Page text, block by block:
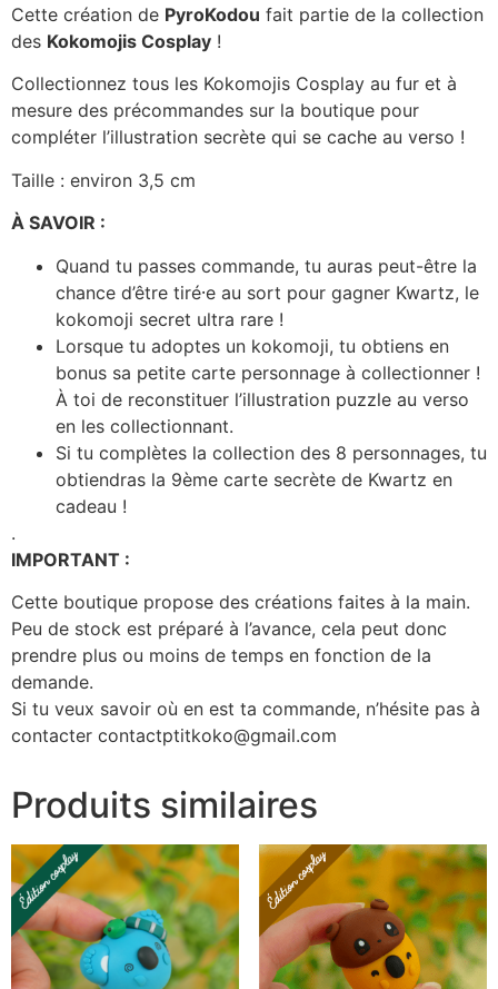
Cette création de PyroKodou fait partie de la collection
des Kokomojis Cosplay !
Collectionnez tous les Kokomojis Cosplay au fur et à
mesure des précommandes sur la boutique pour
compléter l’illustration secrète qui se cache au verso !
Taille : environ 3,5 cm
À SAVOIR :
Quand tu passes commande, tu auras peut-être la
chance d’être tiré⸱e au sort pour gagner Kwartz, le
kokomoji secret ultra rare !
Lorsque tu adoptes un kokomoji, tu obtiens en
bonus sa petite carte personnage à collectionner !
À toi de reconstituer l’illustration puzzle au verso
en les collectionnant.
Si tu complètes la collection des 8 personnages, tu
obtiendras la 9ème carte secrète de Kwartz en
cadeau !
.
IMPORTANT :
Cette boutique propose des créations faites à la main.
Peu de stock est préparé à l’avance, cela peut donc
prendre plus ou moins de temps en fonction de la
demande.
Si tu veux savoir où en est ta commande, n’hésite pas à
contacter contactptitkoko@gmail.com
Produits similaires